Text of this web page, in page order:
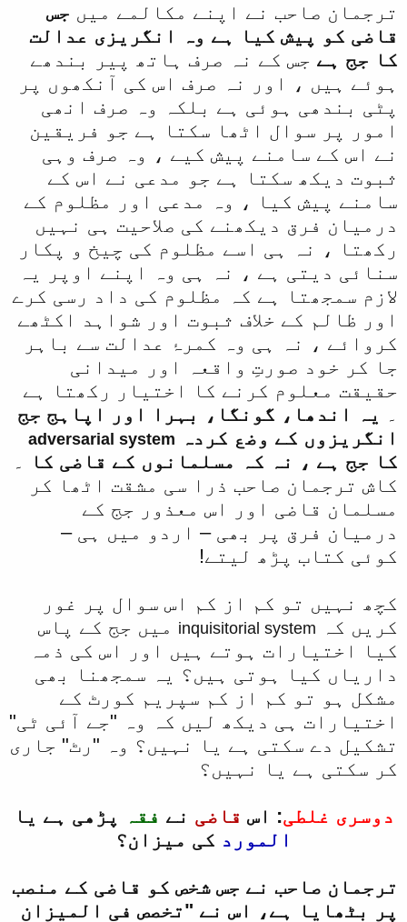
ترجمان صاحب نے اپنے مکالمے میں جس
قاضی کو پیش کیا ہے وہ انگریزی عدالت
کا جج ہے جس کے نہ صرف ہاتھ پیر بندھے
ہوئے ہیں ، اور نہ صرف اس کی آنکھوں پر
پٹی بندھی ہوئی ہے بلکہ وہ صرف انھی
امور پر سوال اٹھا سکتا ہے جو فریقین
نے اس کے سامنے پیش کیے ، وہ صرف وہی
ثبوت دیکھ سکتا ہے جو مدعی نے اس کے
سامنے پیش کیا ، وہ مدعی اور مظلوم کے
درمیان فرق دیکھنے کی صلاحیت ہی نہیں
رکھتا ، نہ ہی اسے مظلوم کی چیخ و پکار
سنائی دیتی ہے ، نہ ہی وہ اپنے اوپر یہ
لازم سمجھتا ہے کہ مظلوم کی داد رسی کرے
اور ظالم کے خلاف ثبوت اور شواہد اکٹھے
کروائے ، نہ ہی وہ کمرۂ عدالت سے باہر
جا کر خود صورتِ واقعہ اور میدانی
حقیقت معلوم کرنے کا اختیار رکھتا ہے
۔ یہ اندھا، گونگا، بہرا اور اپاہج جج
انگریزوں کے وضع کردہ
adversarial system
کا جج ہے ، نہ کہ مسلمانوں کے قاضی کا
۔
کاش ترجمان صاحب ذرا سی مشقت اٹھا کر
مسلمان قاضی اور اس معذور جج کے
درمیان فرق پر بھی – اردو میں ہی –
کوئی کتاب پڑھ لیتے!
کچھ نہیں تو کم از کم اس سوال پر غور
کریں کہ
inquisitorial system میں جج کے پاس
کیا اختیارات ہوتے ہیں اور اس کی ذمہ
داریاں کیا ہوتی ہیں؟ یہ سمجھنا بھی
مشکل ہو تو کم از کم سپریم کورٹ کے
اختیارات ہی دیکھ لیں کہ وہ "جے آئی ٹی"
تشکیل دے سکتی ہے یا نہیں؟ وہ "رٹ" جاری
کر سکتی ہے یا نہیں؟
دوسری غلطی: اس قاضی نے فقہ
پڑھی ہے یا
المورد کی میزان؟
ترجمان صاحب نے جس شخص کو قاضی کے منصب
پر بٹھایا ہے، اس نے "تخصص فی المیزان